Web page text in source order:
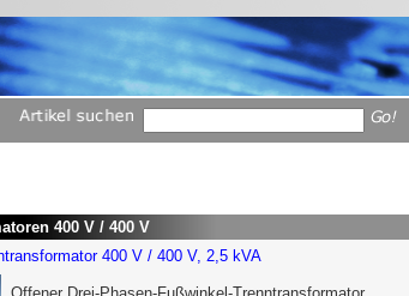
400 V / 400 V
400 V / 400 V, 2,5 kVA